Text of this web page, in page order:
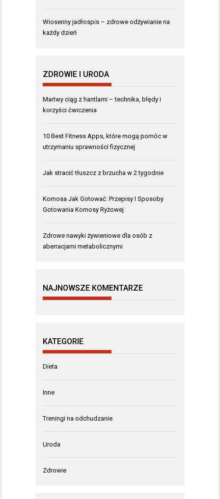
Wiosenny jadłospis – zdrowe odżywianie na
każdy dzień
ZDROWIE I URODA
Martwy ciąg z hantlami – technika, błędy i
korzyści ćwiczenia
10 Best Fitness Apps, które mogą pomóc w
utrzymaniu sprawności fizycznej
Jak stracić tłuszcz z brzucha w 2 tygodnie
Komosa Jak Gotować: Przepisy I Sposoby
Gotowania Komosy Ryżowej
Zdrowe nawyki żywieniowe dla osób z
aberracjami metabolicznymi
NAJNOWSZE KOMENTARZE
KATEGORIE
Dieta
Inne
Treningi na odchudzanie
Uroda
Zdrowie